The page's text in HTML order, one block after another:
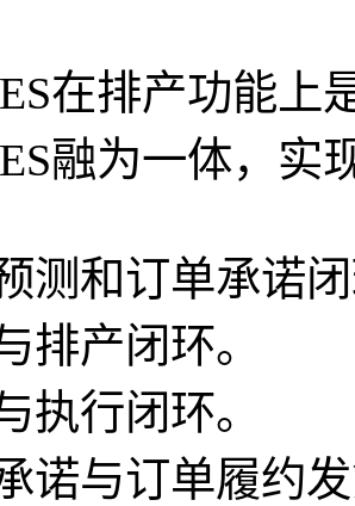
在排产功能上
融为一体，实
测和订单承诺
排产闭环。
执行闭环。
诺与订单履约